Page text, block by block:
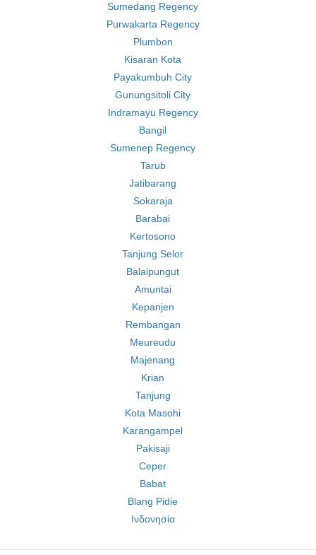
Sumedang Regency
Purwakarta Regency
Plumbon
Kisaran Kota
Payakumbuh City
Gunungsitoli City
Indramayu Regency
Bangil
Sumenep Regency
Tarub
Jatibarang
Sokaraja
Barabai
Kertosono
Tanjung Selor
Balaipungut
Amuntai
Kepanjen
Rembangan
Meureudu
Majenang
Krian
Tanjung
Kota Masohi
Karangampel
Pakisaji
Ceper
Babat
Blang Pidie
Ινδονησία